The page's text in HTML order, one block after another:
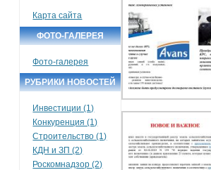
Карта сайта
ФОТО-ГАЛЕРЕЯ
Фото-галерея
РУБРИКИ НОВОСТЕЙ
Инвестиции (1)
Конкуренция (1)
Строительство (1)
КДН и ЗП (2)
Роскомнадзор (2)